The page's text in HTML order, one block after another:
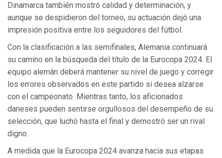
Dinamarca también mostró calidad y determinación, y
aunque se despidieron del torneo, su actuación dejó una
impresión positiva entre los seguidores del fútbol.
Con la clasificación a las semifinales, Alemania continuará
su camino en la búsqueda del título de la Eurocopa 2024. El
equipo alemán deberá mantener su nivel de juego y corregir
los errores observados en este partido si desea alzarse
con el campeonato. Mientras tanto, los aficionados
daneses pueden sentirse orgullosos del desempeño de su
selección, que luchó hasta el final y demostró ser un rival
digno.
A medida que la Eurocopa 2024 avanza hacia sus etapas